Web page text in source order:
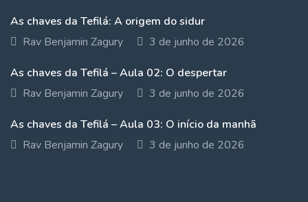
As chaves da Tefilá: A origem do sidur
Rav Benjamin Zagury
3 de junho de 2026
As chaves da Tefilá – Aula 02: O despertar
Rav Benjamin Zagury
3 de junho de 2026
As chaves da Tefilá – Aula 03: O início da manhã
Rav Benjamin Zagury
3 de junho de 2026